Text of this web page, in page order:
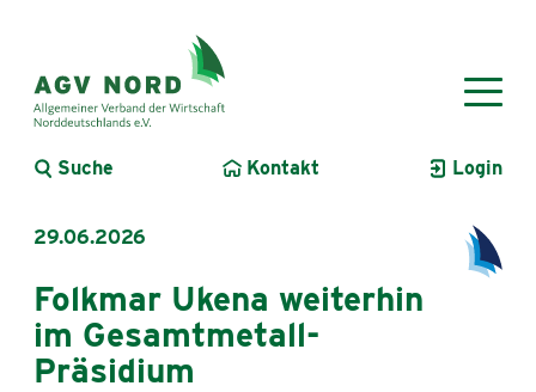
Suche Kontakt Login
29.06.2026
Folkmar Ukena weiterhin
im Gesamtmetall-
Präsidium